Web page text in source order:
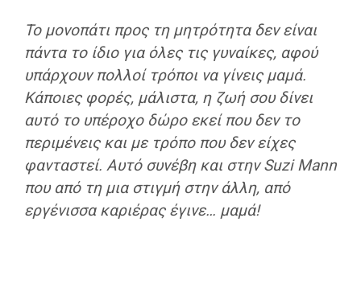
Το μονοπάτι προς τη μητρότητα δεν είναι
πάντα το ίδιο για όλες τις γυναίκες, αφού
υπάρχουν πολλοί τρόποι να γίνεις μαμά.
Κάποιες φορές, μάλιστα, η ζωή σου δίνει
αυτό το υπέροχο δώρο εκεί που δεν το
περιμένεις και με τρόπο που δεν είχες
φανταστεί. Αυτό συνέβη και στην Suzi Mann
που από τη μια στιγμή στην άλλη, από
εργένισσα καριέρας έγινε… μαμά!